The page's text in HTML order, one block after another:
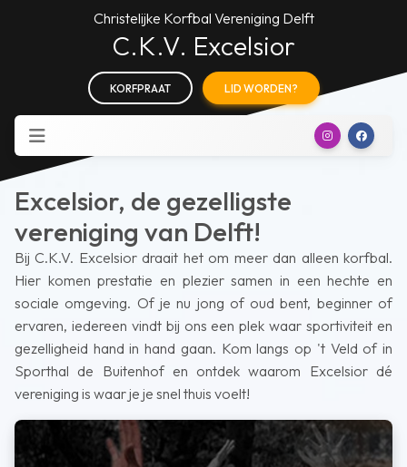
Christelijke Korfbal Vereniging Delft
C.K.V. Excelsior
KORFPRAAT LID WORDEN?
Excelsior, de gezelligste
vereniging van Delft!
Bij C.K.V. Excelsior draait het om meer dan alleen korfbal.
Hier komen prestatie en plezier samen in een hechte en
sociale omgeving. Of je nu jong of oud bent, beginner of
ervaren, iedereen vindt bij ons een plek waar sportiviteit en
gezelligheid hand in hand gaan. Kom langs op 't Veld of in
Sporthal de Buitenhof en ontdek waarom Excelsior dé
vereniging is waar je je snel thuis voelt!